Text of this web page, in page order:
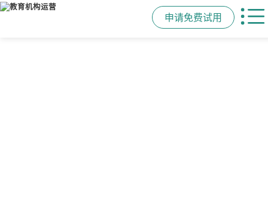
申请免费试用